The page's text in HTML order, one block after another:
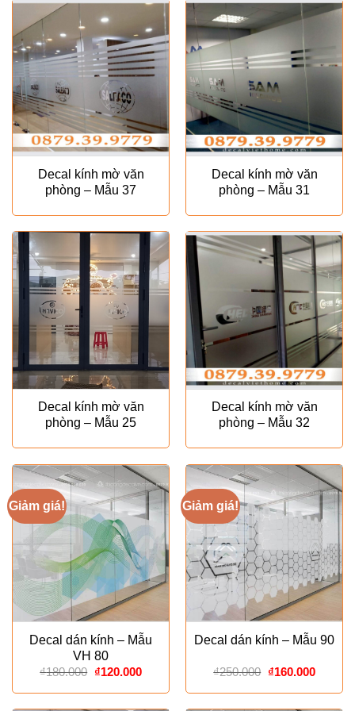
₫100.000.
Decal kính mờ văn
phòng – Mẫu 37
Decal kính mờ văn
phòng – Mẫu 31
Decal kính mờ văn
phòng – Mẫu 25
Decal kính mờ văn
phòng – Mẫu 32
Giảm giá!
Decal dán kính – Mẫu
VH 80
₫180.000 Giá
là:
₫180.000.
₫120.000Giá
tại
là:
Giảm giá!
Decal dán kính – Mẫu 90
₫250.000 Giá
là:
₫250.000.
₫160.000Giá
tại
là: